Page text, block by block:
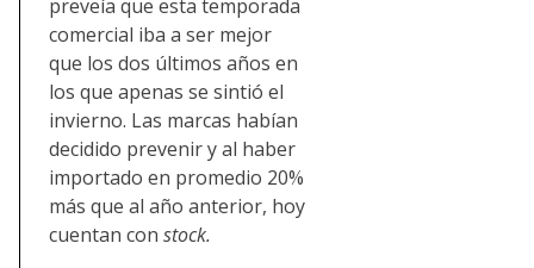
preveía que esta temporada
comercial iba a ser mejor
que los dos últimos años en
los que apenas se sintió el
invierno. Las marcas habían
decidido prevenir y al haber
importado en promedio 20%
más que al año anterior, hoy
cuentan con stock.